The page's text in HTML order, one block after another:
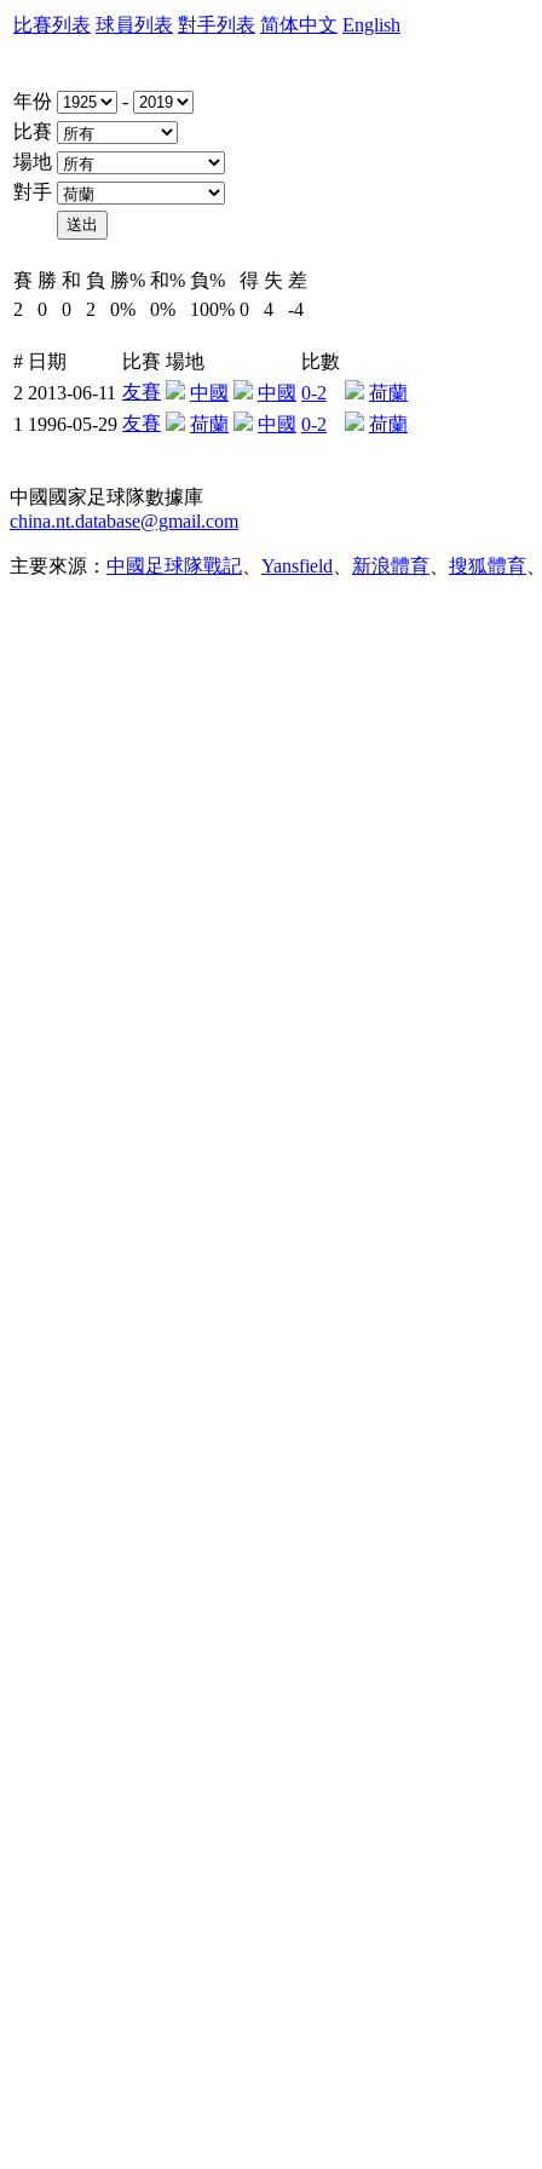
比賽列表 球員列表 對手列表 简体中文 English
年份
-
比賽
場地
對手
賽 勝 和 負 勝% 和% 負% 得 失 差
2
0 0 2 0% 0% 100% 0 4 -4
# 日期 比賽 場地
比數
2 2013-06-11 友賽 中國 中國 0-2
荷蘭
1 1996-05-29 友賽 荷蘭 中國 0-2 荷蘭
中國國家足球隊數據庫
china.nt.database@gmail.com
主要來源： 中國足球隊戰記 Yansfield 新浪體育 搜狐體育